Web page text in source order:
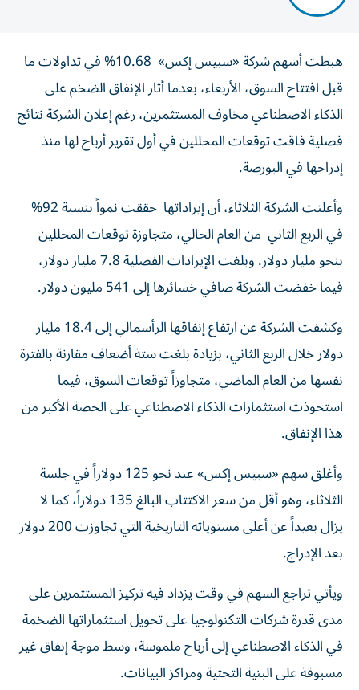
هبطت أسهم شركة «سبيس إكس» 10.68% في تداولات ما
قبل افتتاح السوق، الأربعاء، بعدما أثار الإنفاق الضخم على
الذكاء الاصطناعي مخاوف المستثمرين، رغم إعلان الشركة نتائج
فصلية فاقت توقعات المحللين في أول تقرير أرباح لها منذ
إدراجها في البورصة.
وأعلنت الشركة الثلاثاء، أن إيراداتها حققت نمواً بنسبة 92%
في الربع الثاني من العام الحالي، متجاوزة توقعات المحللين
بنحو مليار دولار. وبلغت الإيرادات الفصلية 7.8 مليار دولار،
فيما خفضت الشركة صافي خسائرها إلى 541 مليون دولار.
وكشفت الشركة عن ارتفاع إنفاقها الرأسمالي إلى 18.4 مليار
دولار خلال الربع الثاني، بزيادة بلغت ستة أضعاف مقارنة بالفترة
نفسها من العام الماضي، متجاوزاً توقعات السوق، فيما
استحوذت استثمارات الذكاء الاصطناعي على الحصة الأكبر من
هذا الإنفاق.
وأغلق سهم «سبيس إكس» عند نحو 125 دولاراً في جلسة
الثلاثاء، وهو أقل من سعر الاكتتاب البالغ 135 دولاراً، كما لا
يزال بعيداً عن أعلى مستوياته التاريخية التي تجاوزت 200 دولار
بعد الإدراج.
ويأتي تراجع السهم في وقت يزداد فيه تركيز المستثمرين على
مدى قدرة شركات التكنولوجيا على تحويل استثماراتها الضخمة
في الذكاء الاصطناعي إلى أرباح ملموسة، وسط موجة إنفاق غير
مسبوقة على البنية التحتية ومراكز البيانات.